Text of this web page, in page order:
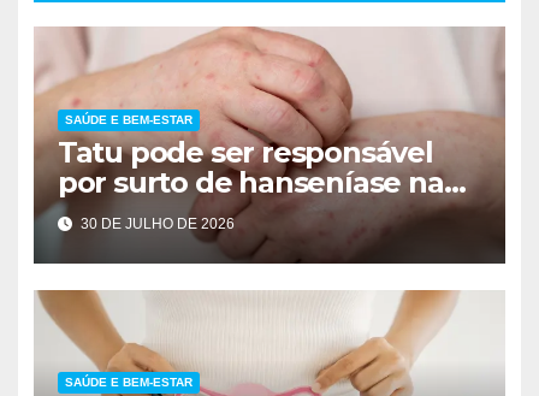
SAÚDE E BEM-ESTAR
Tatu pode ser responsável
por surto de hanseníase na
Flórida
30 DE JULHO DE 2026
SAÚDE E BEM-ESTAR